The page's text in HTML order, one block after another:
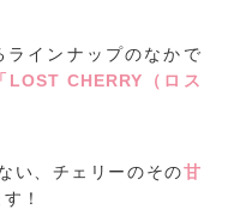
インナップのなかで
「LOST CHERRY（ロス
い、チェリーのその甘
！